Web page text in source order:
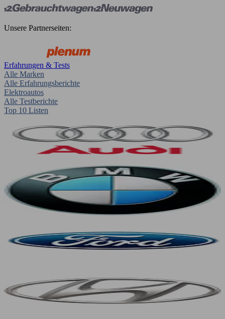
Unsere Partnerseiten:
Erfahrungen & Tests
Alle Marken
Alle Erfahrungsberichte
Elektroautos
Alle Testberichte
Top 10 Listen